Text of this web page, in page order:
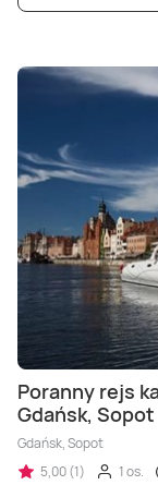
Poranny rejs
Gdańsk, Sopot
Gdańsk, Sopot
5,00 (1)
1 os.